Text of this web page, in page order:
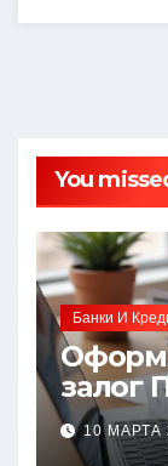
You
Банки И
залог
без
10 МАРТА